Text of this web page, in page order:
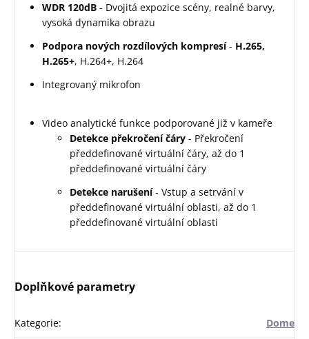
WDR 120dB - Dvojitá expozice scény, realné barvy,
vysoká dynamika obrazu
Podpora nových rozdílových kompresí- H.265,
H.265+, H.264+, H.264
Integrovaný mikrofon
Video analytické funkce podporované již v kameře
Detekce překročení čáry - Překročení
předdefinované virtuální čáry, až do 1
předdefinované virtuální čáry
Detekce narušení- Vstup a setrvání v
předdefinované virtuální oblasti, až do 1
předdefinované virtuální oblasti
Doplňkové parametry
Kategorie: Dome